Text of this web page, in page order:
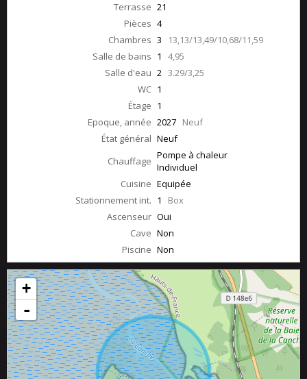
Terrasse 21
Pièces 4
Chambres 3
13,13/13,49/10,68/11,59
Salle de bains 1 4,95
Salle d'eau 2 3.29/3,25
WC 1
Étage 1
Epoque, année 2027 Neuf
État général Neuf
Chauffage Pompe à chaleur
Individuel
Cuisine Equipée
Stationnement int. 1 Box
Ascenseur Oui
Cave Non
Piscine Non
+
-